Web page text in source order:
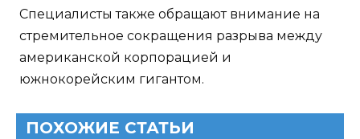
Специалисты также обращают внимание на
стремительное сокращения разрыва между
американской корпорацией и
южнокорейским гигантом.
ПОХОЖИЕ СТАТЬИ